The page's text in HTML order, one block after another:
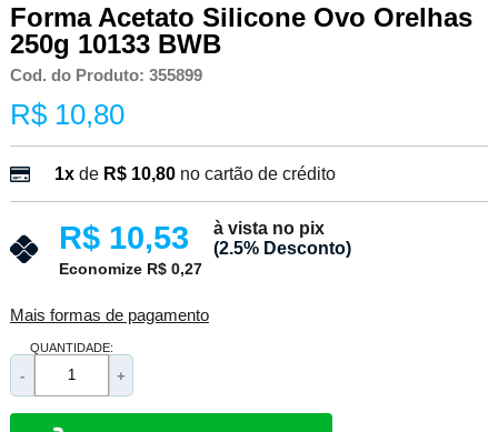
Forma Acetato Silicone Ovo Orelhas
250g 10133 BWB
Cod. do Produto: 355899
R$ 10,80
1xde R$ 10,80 no cartão de crédito
R$ 10,53
à vista no pix
(2.5% Desconto)
Economize R$ 0,27
Mais formas de pagamento
QUANTIDADE:
- +